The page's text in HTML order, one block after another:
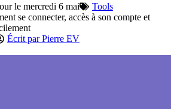
le mercredi 6 mai
Tools
se connecter, accès à son compte et
Écrit parPierre EV